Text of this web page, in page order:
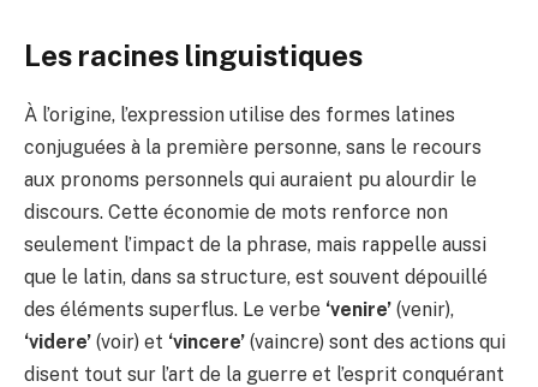
Les racines linguistiques
À l’origine, l’expression utilise des formes latines
conjuguées à la première personne, sans le recours
aux pronoms personnels qui auraient pu alourdir le
discours. Cette économie de mots renforce non
seulement l’impact de la phrase, mais rappelle aussi
que le latin, dans sa structure, est souvent dépouillé
des éléments superflus. Le verbe ‘venire’ (venir),
‘videre’ (voir) et ‘vincere’ (vaincre) sont des actions qui
disent tout sur l’art de la guerre et l’esprit conquérant